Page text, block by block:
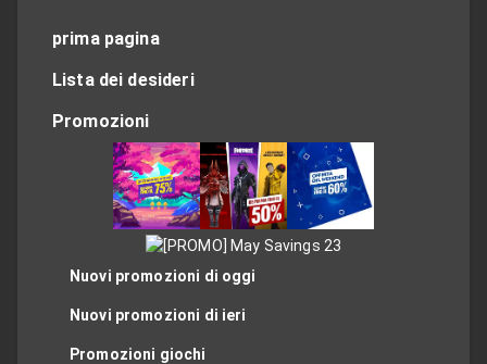
prima pagina
Lista dei desideri
Promozioni
Nuovi promozioni di oggi
Nuovi promozioni di ieri
Promozioni giochi